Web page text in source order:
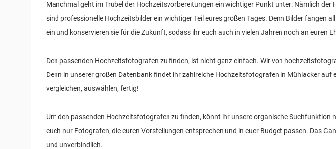
Manchmal geht im Trubel der Hochzeitsvorbereitungen ein wichtiger Punkt unter: Nämlich der
sind professionelle Hochzeitsbilder ein wichtiger Teil eures großen Tages. Denn Bilder fangen
ein und konservieren sie für die Zukunft, sodass ihr euch auch in vielen Jahren noch an euren
Den passenden Hochzeitsfotografen zu finden, ist nicht ganz einfach. Wir von
Denn in unserer großen Datenbank findet ihr zahlreiche Hochzeitsfotografen in Mühlacker auf
vergleichen, auswählen, fertig!
Um den passenden Hochzeitsfotografen zu finden, könnt ihr unsere organische Suchfunktion
euch nur Fotografen, die euren Vorstellungen entsprechen und in euer Budget passen. Das
und unverbindlich.